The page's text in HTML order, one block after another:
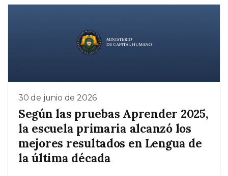
30 de junio de 2026
Según las pruebas Aprender 2025,
la escuela primaria alcanzó los
mejores resultados en Lengua de
la última década